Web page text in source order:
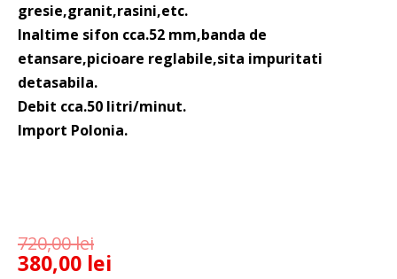
gresie,granit,rasini,etc.
Inaltime sifon cca.52 mm,banda de
etansare,picioare reglabile,sita impuritati
detasabila.
Debit cca.50 litri/minut.
Import Polonia.
720,00lei
380,00 lei